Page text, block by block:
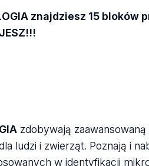
znajdziesz 15 bloków
zdobywają
ludzi i zwierząt. Poznają i
w identyfikacji